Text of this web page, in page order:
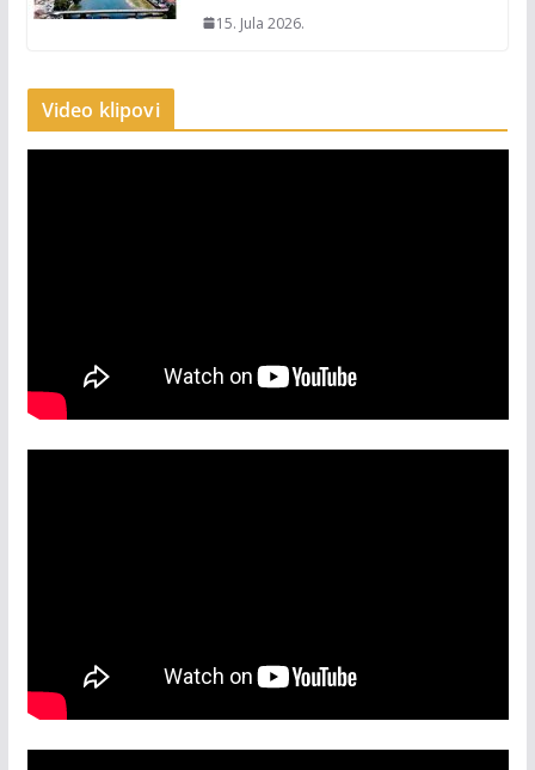
15. Jula 2026.
Video klipovi